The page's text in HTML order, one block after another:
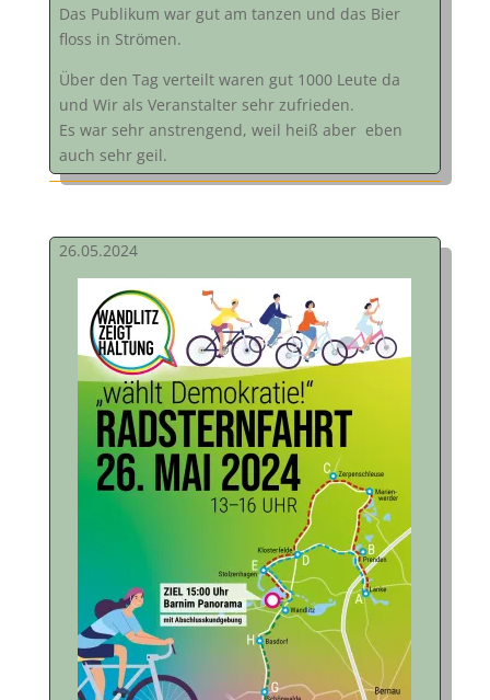
Das Publikum war gut am tanzen und das Bier
floss in Strömen.
Über den Tag verteilt waren gut 1000 Leute da
und Wir als Veranstalter sehr zufrieden.
Es war sehr anstrengend, weil heiß aber eben
auch sehr geil.
26.05.2024